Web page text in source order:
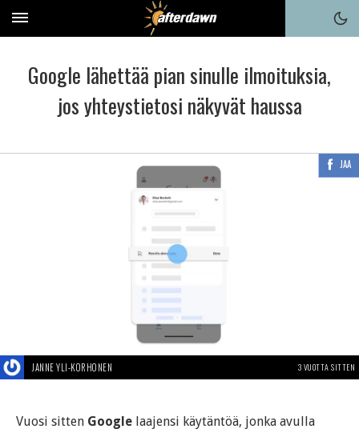
Google lähettää pian sinulle ilmoituksia,
jos yhteystietosi näkyvät haussa
JAA
JANNE YLI-KORHONEN 3 VUOTTA SITTEN
Vuosi sitten Google laajensi käytäntöä, jonka avulla